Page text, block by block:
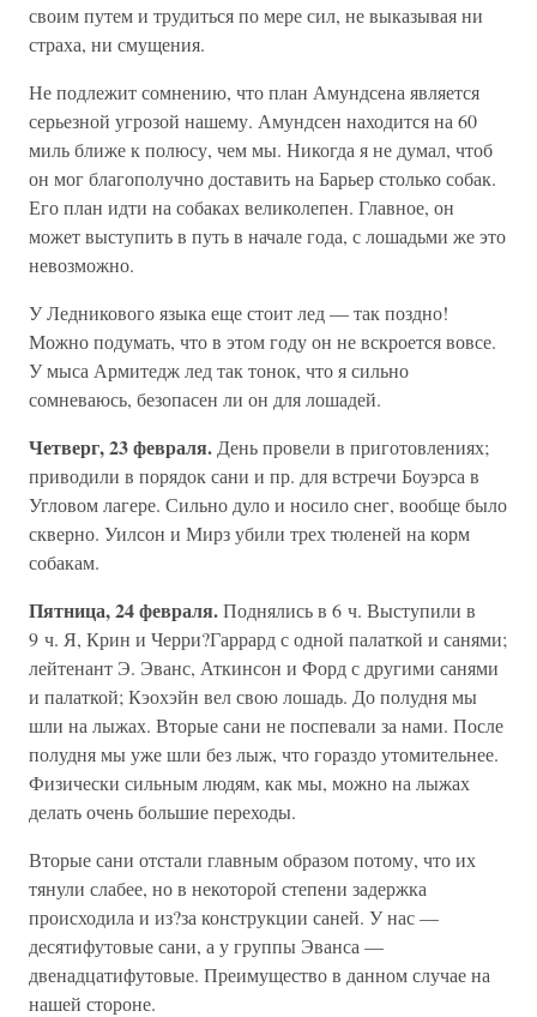
своим путем и трудиться по мере сил, не выказывая ни
страха, ни смущения.
Не подлежит сомнению, что план Амундсена является
серьезной угрозой нашему. Амундсен находится на 60
миль ближе к полюсу, чем мы. Никогда я не думал, чтоб
он мог благополучно доставить на Барьер столько собак.
Его план идти на собаках великолепен. Главное, он
может выступить в путь в начале года, с лошадьми же это
невозможно.
У Ледникового языка еще стоит лед — так поздно!
Можно подумать, что в этом году он не вскроется вовсе.
У мыса Армитедж лед так тонок, что я сильно
сомневаюсь, безопасен ли он для лошадей.
Четверг, 23 февраля. День провели в приготовлениях;
приводили в порядок сани и пр. для встречи Боуэрса в
Угловом лагере. Сильно дуло и носило снег, вообще было
скверно. Уилсон и Мирз убили трех тюленей на корм
собакам.
Пятница, 24 февраля.Поднялись в 6 ч. Выступили в
9 ч. Я, Крин и Черри?Гаррард с одной палаткой и санями;
лейтенант Э. Эванс, Аткинсон и Форд с другими санями
и палаткой; Кэохэйн вел свою лошадь. До полудня мы
шли на лыжах. Вторые сани не поспевали за нами. После
полудня мы уже шли без лыж, что гораздо утомительнее.
Физически сильным людям, как мы, можно на лыжах
делать очень большие переходы.
Вторые сани отстали главным образом потому, что их
тянули слабее, но в некоторой степени задержка
происходила и из?за конструкции саней. У нас —
десятифутовые сани, а у группы Эванса —
двенадцатифутовые. Преимущество в данном случае на
нашей стороне.